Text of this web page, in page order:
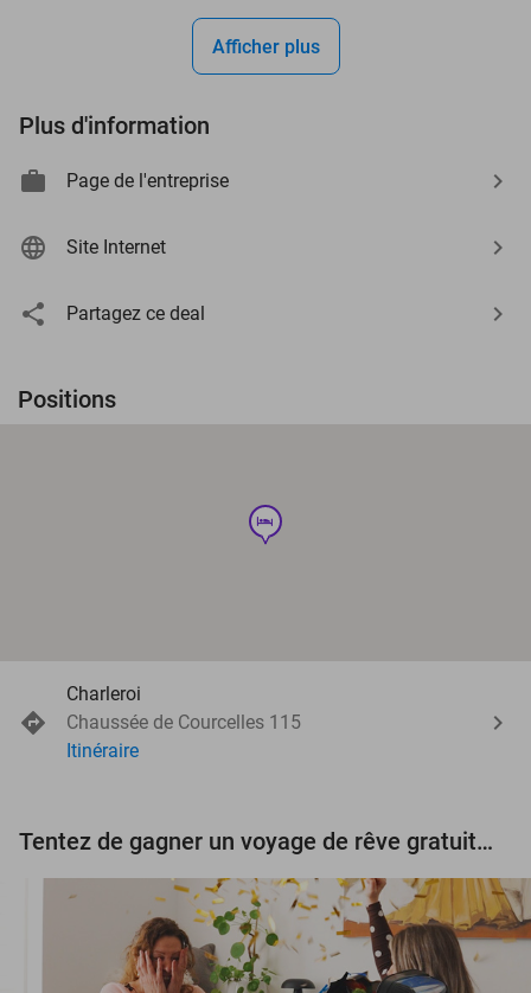
Afficher plus
Plus d'information
Page de l'entreprise
Site Internet
Partagez ce deal
Positions
hotel
Charleroi
Chaussée de Courcelles 115
Itinéraire
Tentez de gagner un voyage de rêve gratuit d'une valeur de 3.000 € !